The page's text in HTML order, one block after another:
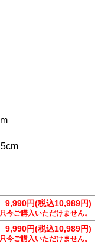
9,990円(税込10,989円)
只今ご購入いただけません。
9,990円(税込10,989円)
只今ご購入いただけません。